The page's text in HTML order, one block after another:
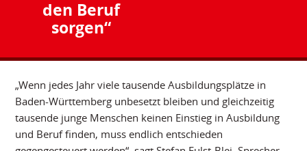
den Beruf
sorgen“
„Wenn jedes Jahr viele tausende Ausbildungsplätze in
Baden-Württemberg unbesetzt bleiben und gleichzeitig
tausende junge Menschen keinen Einstieg in Ausbildung
und Beruf finden, muss endlich entschieden